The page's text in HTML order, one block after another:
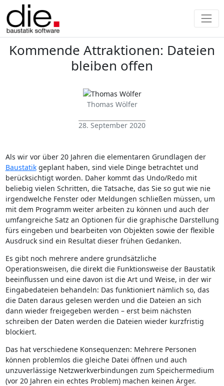
Kommende Attraktionen: Dateien
bleiben offen
Thomas Wölfer
28. September 2020
Als wir vor über 20 Jahren die elementaren Grundlagen der
Baustatikgeplant haben, sind viele Dinge betrachtet und
berücksichtigt worden. Daher kommt das Undo/Redo mit
beliebig vielen Schritten, die Tatsache, das Sie so gut wie nie
irgendwelche Fenster oder Meldungen schließen müssen, um
mit dem Programm weiter arbeiten zu können und auch der
umfangreiche Satz an Optionen für die graphische Darstellung
fürs eingeben und bearbeiten von Objekten sowie der flexible
Ausdruck sind ein Resultat dieser frühen Gedanken.
Es gibt noch mehrere andere grundsätzliche
Operationsweisen, die direkt die Funktionsweise der Baustatik
beeinflussen und eine davon ist die Art und Weise, in der wir
Eingabedateien behandeln: Das funktioniert nämlich so, das
die Daten daraus gelesen werden und die Dateien an sich
dann wieder freigegeben werden – erst beim nächsten
schreiben der Daten werden die Dateien wieder kurzfristig
blockiert.
Das hat verschiedene Konsequenzen: Mehrere Personen
können problemlos die gleiche Datei öffnen und auch
unzuverlässige Netzwerkverbindungen zum Speichermedium
(vor 20 Jahren ein echtes Problem) machen keinen Ärger.